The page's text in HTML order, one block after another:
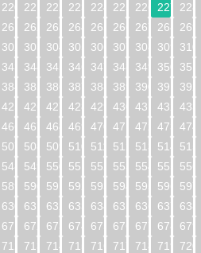
220 221 222 223 224 225 226 227 228
261 262 263 264 265 266 267 268 269
302 303 304 305 306 307 308 309 310
343 344 345 346 347 348 349 350 351
384 385 386 387 388 389 390 391 392
425 426 427 428 429 430 431 432 433
466 467 468 469 470 471 472 473 474
507 508 509 510 511 512 513 514 515
548 549 550 551 552 553 554 555 556
589 590 591 592 593 594 595 596 597
630 631 632 633 634 635 636 637 638
671 672 673 674 675 676 677 678 679
712 713 714 715 716 717 718 719 720